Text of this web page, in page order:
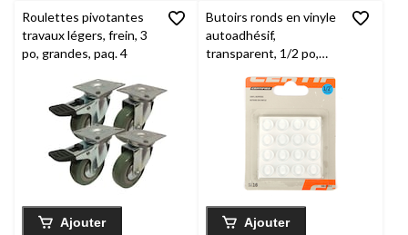
Roulettes pivotantes
travaux légers, frein, 3
po, grandes, paq. 4
Ajouter
Butoirs ronds en vinyle
autoadhésif,
transparent, 1/2 po,
Ajouter